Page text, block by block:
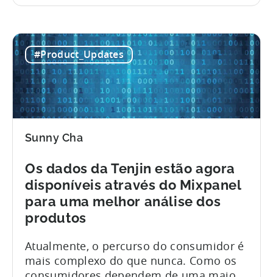
desempenho. Um dos efeitos
secundários desta complexidade
crescente é uma terminologia
profissional que é incompreensível para
quem está de fora. E se um...
#Product_Updates
Sunny Cha
Os dados da Tenjin estão agora
disponíveis através do Mixpanel
para uma melhor análise dos
produtos
Atualmente, o percurso do consumidor é
mais complexo do que nunca. Como os